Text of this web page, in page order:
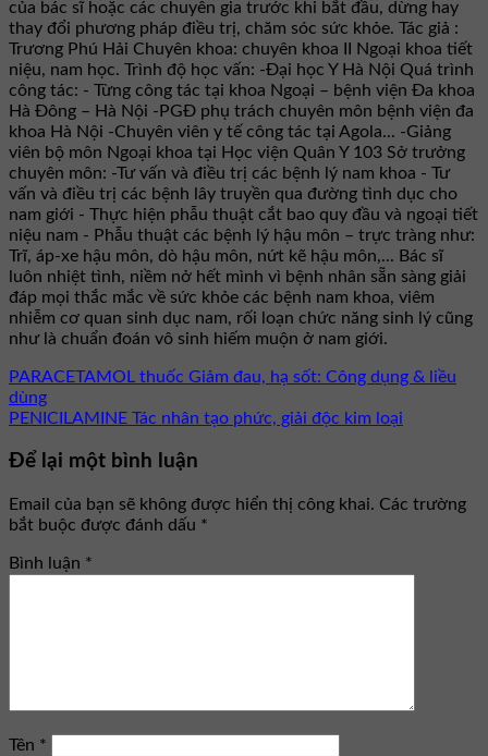
của bác sĩ hoặc các chuyên gia trước khi bắt đầu, dừng hay
thay đổi phương pháp điều trị, chăm sóc sức khỏe. Tác giả :
Trương Phú Hải Chuyên khoa: chuyên khoa II Ngoại khoa tiết
niệu, nam học. Trình độ học vấn: -Đại học Y Hà Nội Quá trình
công tác: - Từng công tác tại khoa Ngoại – bệnh viện Đa khoa
Hà Đông – Hà Nội -PGĐ phụ trách chuyên môn bệnh viện đa
khoa Hà Nội -Chuyên viên y tế công tác tại Agola... -Giảng
viên bộ môn Ngoại khoa tại Học viện Quân Y 103 Sở trưởng
chuyên môn: -Tư vấn và điều trị các bệnh lý nam khoa - Tư
vấn và điều trị các bệnh lây truyền qua đường tình dục cho
nam giới - Thực hiện phẫu thuật cắt bao quy đầu và ngoại tiết
niệu nam - Phẫu thuật các bệnh lý hậu môn – trực tràng như:
Trĩ, áp-xe hậu môn, dò hậu môn, nứt kẽ hậu môn,... Bác sĩ
luôn nhiệt tình, niềm nở hết mình vì bệnh nhân sẵn sàng giải
đáp mọi thắc mắc về sức khỏe các bệnh nam khoa, viêm
nhiễm cơ quan sinh dục nam, rối loạn chức năng sinh lý cũng
như là chuẩn đoán vô sinh hiếm muộn ở nam giới.
PARACETAMOL thuốc Giảm đau, hạ sốt: Công dụng & liều
dùng
PENICILAMINE Tác nhân tạo phức, giải độc kim loại
Để lại một bình luận
Email của bạn sẽ không được hiển thị công khai. Các trường
bắt buộc được đánh dấu *
Bình luận *
Tên *